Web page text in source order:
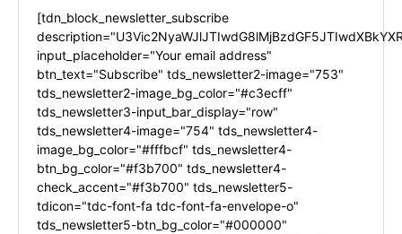
[tdn_block_newsletter_subscribe
input_placeholder="Your email address"
btn_text="Subscribe" tds_newsletter2-image="753"
tds_newsletter2-image_bg_color="#c3ecff"
tds_newsletter3-input_bar_display="row"
tds_newsletter4-image="754" tds_newsletter4-
image_bg_color="#fffbcf" tds_newsletter4-
btn_bg_color="#f3b700" tds_newsletter4-
check_accent="#f3b700" tds_newsletter5-
tdicon="tdc-font-fa tdc-font-fa-envelope-o"
tds_newsletter5-btn_bg_color="#000000"